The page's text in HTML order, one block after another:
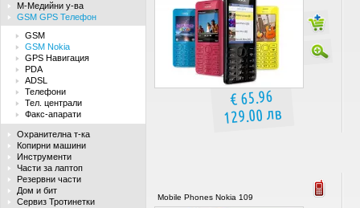
М-Медийни у-ва
GSM GPS Телефон
GSM
GSM Nokia
GPS Навигация
PDA
ADSL
Телефони
Тел. централи
Факс-апарати
Охранителна т-ка
Копирни машини
Инструменти
Части за лаптоп
Резервни части
Дом и бит
Сервиз Тротинетки
€ 65.96
129.00 лв
Mobile Phones Nokia 109